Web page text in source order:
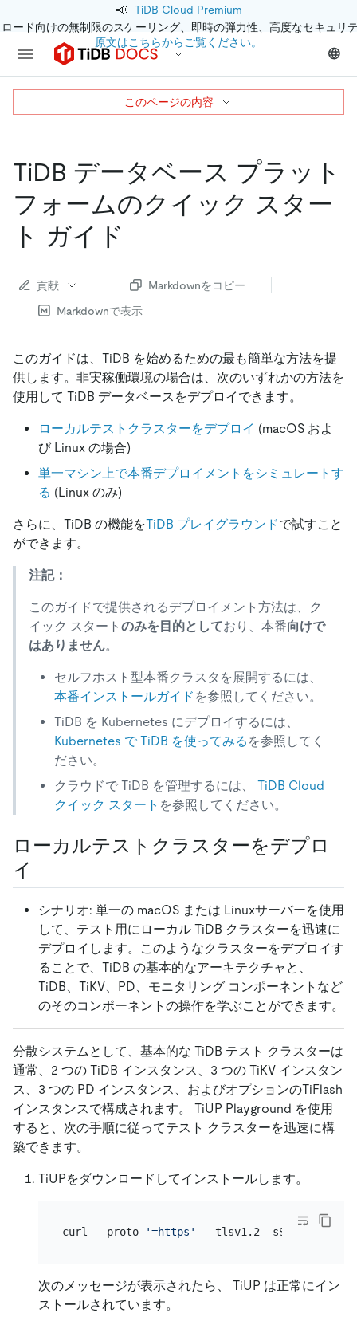
📣 TiDB Cloud Premium
ード向けの無制限のスケーリング、即時の弾力性、高度なセキュリ
原文はこちらからご覧ください。
TiDB データベース プラット
フォームのクイック スター
ト ガイド
貢献
Markdownをコピー
Markdownで表示
このガイドは、TiDB を始めるための最も簡単な方法を提
供します。非実稼働環境の場合は、次のいずれかの方法を
使用して TiDB データベースをデプロイできます。
ローカルテストクラスターをデプロイ (macOS およ
び Linux の場合)
単一マシン上で本番デプロイメントをシミュレートす
る (Linux のみ)
さらに、TiDB の機能をTiDB プレイグラウンドで試すこと
ができます。
注記：
このガイドで提供されるデプロイメント方法は、ク
イック スタート のみを目的としており、本番向けで
はありません。
セルフホスト型本番クラスタを展開するには、
本番インストールガイド を参照してください。
TiDB を Kubernetes にデプロイするには、
Kubernetes で TiDB を使ってみる を参照してく
ださい。
クラウドで TiDB を管理するには、 TiDB Cloud
クイック スタート を参照してください。
ローカルテストクラスターをデプロ
イ
シナリオ: 単一の macOS または Linuxサーバーを使用
して、テスト用にローカル TiDB クラスターを迅速に
デプロイします。このようなクラスターをデプロイす
ることで、TiDB の基本的なアーキテクチャと、
TiDB、TiKV、PD、モニタリング コンポーネントなど
のそのコンポーネントの操作を学ぶことができます。
分散システムとして、基本的な TiDB テスト クラスターは
通常、2 つの TiDB インスタンス、3 つの TiKV インスタン
ス、3 つの PD インスタンス、およびオプションのTiFlash
インスタンスで構成されます。 TiUP Playground を使用
すると、次の手順に従ってテスト クラスターを迅速に構
築できます。
TiUPをダウンロードしてインストールします。
curl --proto '=https'
次のメッセージが表示されたら、 TiUP は正常にイン
ストールされています。
このページの内容